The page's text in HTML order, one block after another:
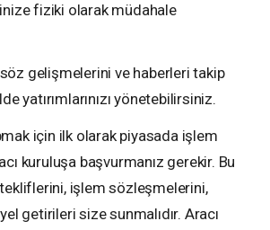
fiziki olarak müdahale
gelişmelerini ve haberleri takip
yatırımlarınızı yönetebilirsiniz.
için ilk olarak piyasada işlem
kuruluşa başvurmanız gerekir. Bu
işlem sözleşmelerini,
getirileri size sunmalıdır. Aracı